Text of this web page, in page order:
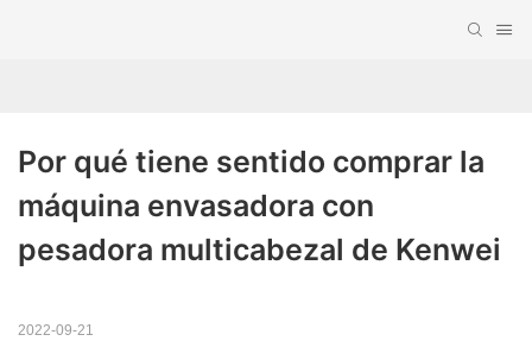
Por qué tiene sentido comprar la
máquina envasadora con
pesadora multicabezal de Kenwei
2022-09-21